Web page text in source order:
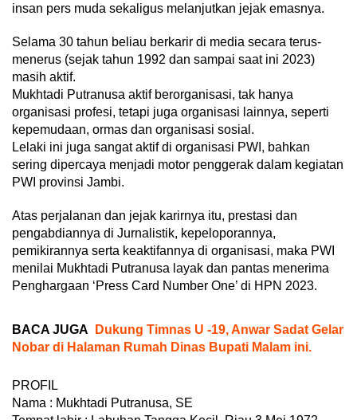
insan pers muda sekaligus melanjutkan jejak emasnya.
Selama 30 tahun beliau berkarir di media secara terus-
menerus (sejak tahun 1992 dan sampai saat ini 2023)
masih aktif.
Mukhtadi Putranusa aktif berorganisasi, tak hanya
organisasi profesi, tetapi juga organisasi lainnya, seperti
kepemudaan, ormas dan organisasi sosial.
Lelaki ini juga sangat aktif di organisasi PWI, bahkan
sering dipercaya menjadi motor penggerak dalam kegiatan
PWI provinsi Jambi.
Atas perjalanan dan jejak karirnya itu, prestasi dan
pengabdiannya di Jurnalistik, kepeloporannya,
pemikirannya serta keaktifannya di organisasi, maka PWI
menilai Mukhtadi Putranusa layak dan pantas menerima
Penghargaan ‘Press Card Number One’ di HPN 2023.
BACA JUGA
Dukung Timnas U -19, Anwar Sadat Gelar
Nobar di Halaman Rumah Dinas Bupati Malam ini.
PROFIL
Nama : Mukhtadi Putranusa, SE